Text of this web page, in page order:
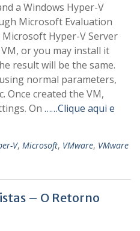
a Windows Hyper-V
Microsoft Evaluation
Hyper-V Server
or you may install it
result will be the same.
normal parameters,
Once created the VM,
On ……Clique aqui e
V, Microsoft, VMware, VMware
– O Retorno